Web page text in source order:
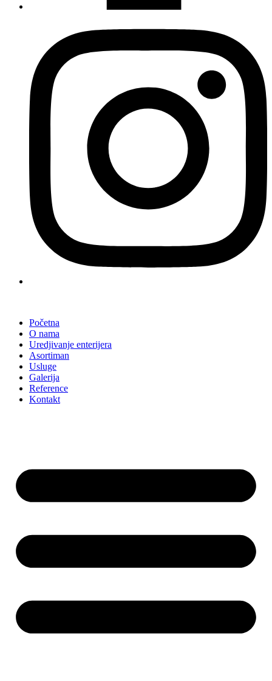
Početna
O nama
Uredjivanje enterijera
Asortiman
Usluge
Galerija
Reference
Kontakt